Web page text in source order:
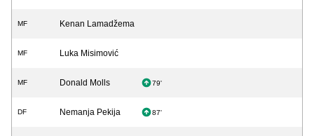
MF Kenan Lamadžema
MF Luka Misimović
MF Donald Molls 79'
DF Nemanja Pekija 87'